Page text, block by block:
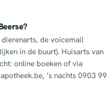
de voicemail
in de buurt). Huisarts van
online boeken of via
’s nachts 0903 99